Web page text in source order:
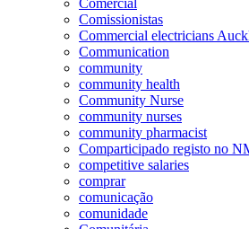
Comissionistas
Commercial electricians
Communication
community
community health
Community Nurse
community nurses
community pharmacist
Comparticipado registo no
competitive salaries
comprar
comunicação
comunidade